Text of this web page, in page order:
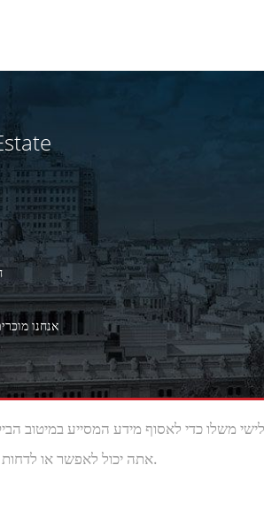
אתה יכול לאפשר או לדחות את השימוש בו, אתה יכול גם לשנות את ההגדרות שלה מתי שאתה רוצה.
אנחנו